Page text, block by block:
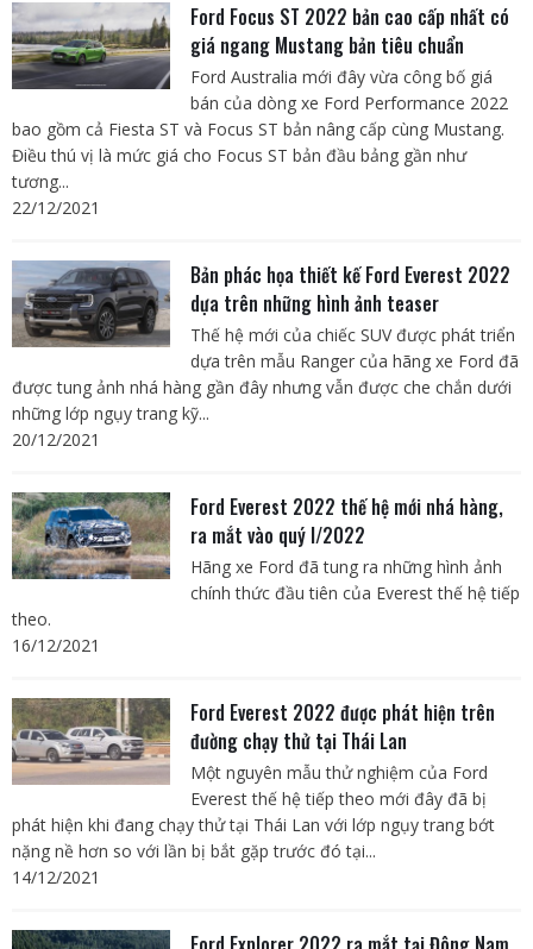
Ford Focus ST 2022 bản cao cấp nhất có
giá ngang Mustang bản tiêu chuẩn
Ford Australia mới đây vừa công bố giá
bán của dòng xe Ford Performance 2022
bao gồm cả Fiesta ST và Focus ST bản nâng cấp cùng Mustang.
Điều thú vị là mức giá cho Focus ST bản đầu bảng gần như
tương...
22/12/2021
Bản phác họa thiết kế Ford Everest 2022
dựa trên những hình ảnh teaser
Thế hệ mới của chiếc SUV được phát triển
dựa trên mẫu Ranger của hãng xe Ford đã
được tung ảnh nhá hàng gần đây nhưng vẫn được che chắn dưới
những lớp ngụy trang kỹ...
20/12/2021
Ford Everest 2022 thế hệ mới nhá hàng,
ra mắt vào quý I/2022
Hãng xe Ford đã tung ra những hình ảnh
chính thức đầu tiên của Everest thế hệ tiếp
theo.
16/12/2021
Ford Everest 2022 được phát hiện trên
đường chạy thử tại Thái Lan
Một nguyên mẫu thử nghiệm của Ford
Everest thế hệ tiếp theo mới đây đã bị
phát hiện khi đang chạy thử tại Thái Lan với lớp ngụy trang bớt
nặng nề hơn so với lần bị bắt gặp trước đó tại...
14/12/2021